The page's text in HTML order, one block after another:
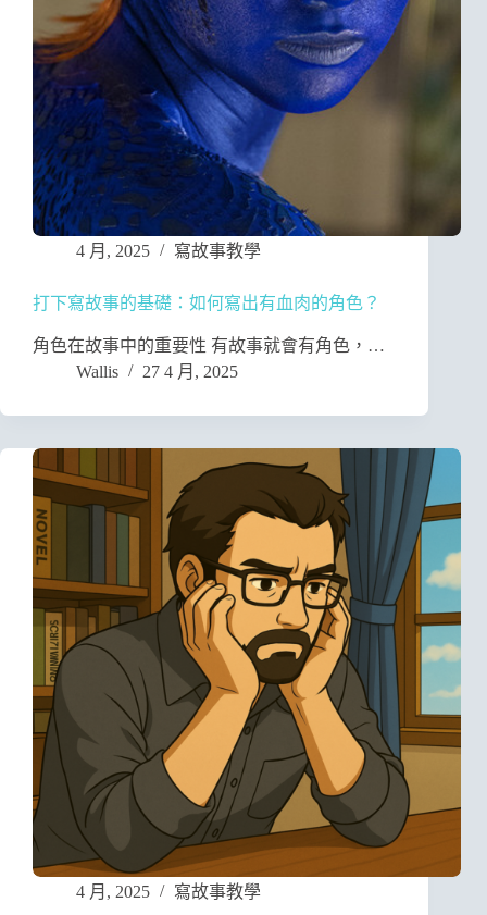
4 月, 2025 寫故事教學
打下寫故事的基礎：如何寫出有血肉的角色？
角色在故事中的重要性 有故事就會有角色，…
Wallis
27 4 月, 2025
4 月, 2025 寫故事教學